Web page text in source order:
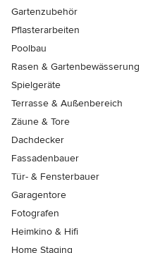
Gartenzubehör
Pflasterarbeiten
Poolbau
Rasen & Gartenbewässerung
Spielgeräte
Terrasse & Außenbereich
Zäune & Tore
Dachdecker
Fassadenbauer
Tür- & Fensterbauer
Garagentore
Fotografen
Heimkino & Hifi
Home Staging